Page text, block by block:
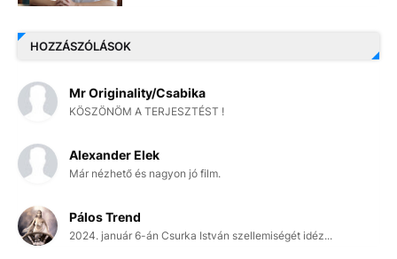
HOZZÁSZÓLÁSOK
Mr Originality/Csabika
KÖSZÖNÖM A TERJESZTÉST !
Alexander Elek
Már nézhető és nagyon jó film.
Pálos Trend
2024. január 6-án Csurka István szellemiségét idéz...